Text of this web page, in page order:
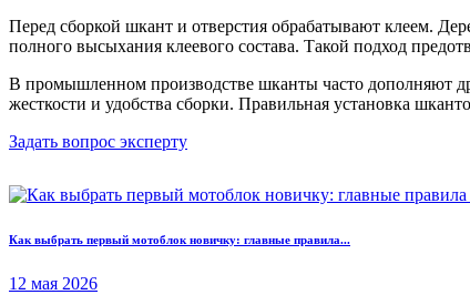
Перед сборкой шкант и отверстия обрабатывают клеем.
полного высыхания клеевого состава. Такой подход
В промышленном производстве шканты часто дополняют
жесткости и удобства сборки. Правильная установка
Задать вопрос эксперту
Как выбрать первый мотоблок новичку: главные правила...
12 мая 2026